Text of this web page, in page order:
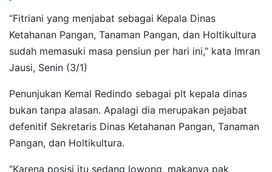
“Fitriani yang menjabat sebagai Kepala Dinas
Ketahanan Pangan, Tanaman Pangan, dan Holtikultura
sudah memasuki masa pensiun per hari ini,” kata Imran
Jausi, Senin (3/1)
Penunjukan Kemal Redindo sebagai plt kepala dinas
bukan tanpa alasan. Apalagi dia merupakan pejabat
defenitif Sekretaris Dinas Ketahanan Pangan, Tanaman
Pangan, dan Holtikultura.
“Karena posisi itu sedang lowong, makanya pak